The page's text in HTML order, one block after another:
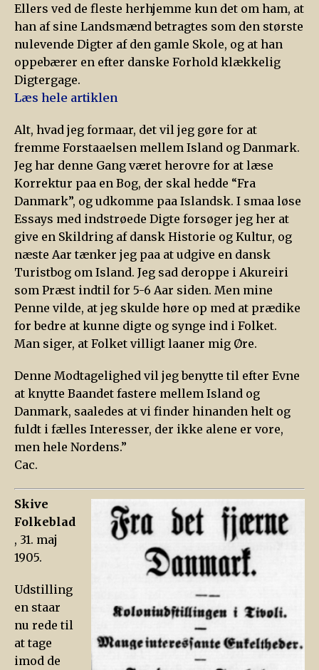
Ellers ved de fleste herhjemme kun det om ham, at
han af sine Landsmænd betragtes som den største
nulevende Digter af den gamle Skole, og at han
oppebærer en efter danske Forhold klækkelig
Digtergage.
Læs hele artiklen
Alt, hvad jeg formaar, det vil jeg gøre for at
fremme Forstaaelsen mellem Island og Danmark.
Jeg har denne Gang været herovre for at læse
Korrektur paa en Bog, der skal hedde “Fra
Danmark”, og udkomme paa Islandsk. I smaa løse
Essays med indstrøede Digte forsøger jeg her at
give en Skildring af dansk Historie og Kultur, og
næste Aar tænker jeg paa at udgive en dansk
Turistbog om Island. Jeg sad deroppe i Akureiri
som Præst indtil for 5-6 Aar siden. Men mine
Penne vilde, at jeg skulde høre op med at prædike
for bedre at kunne digte og synge ind i Folket.
Man siger, at Folket villigt laaner mig Øre.
Denne Modtagelighed vil jeg benytte til efter Evne
at knytte Baandet fastere mellem Island og
Danmark, saaledes at vi finder hinanden helt og
fuldt i fælles Interesser, der ikke alene er vore,
men hele Nordens.”
Cac.
Skive
Folkeblad
, 31. maj
1905.
Udstilling
en staar
nu rede til
at tage
imod de